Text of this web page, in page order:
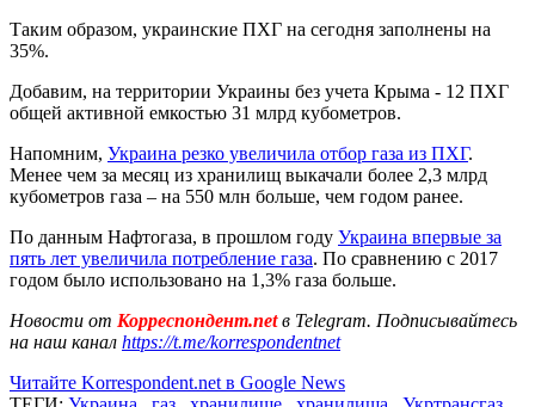
Таким образом, украинские ПХГ на сегодня заполнены на
35%.
Добавим, на территории Украины без учета Крыма - 12 ПХГ
общей активной емкостью 31 млрд кубометров.
Напомним, Украина резко увеличила отбор газа из ПХГ.
Менее чем за месяц из хранилищ выкачали более 2,3 млрд
кубометров газа – на 550 млн больше, чем годом ранее.
По данным Нафтогаза, в прошлом году Украина впервые за
пять лет увеличила потребление газа. По сравнению с 2017
годом было использовано на 1,3% газа больше.
Новости от Корреспондент.netв Telegram. Подписывайтесь
на наш канал https://t.me/korrespondentnet
Читайте Korrespondent.net в Google News